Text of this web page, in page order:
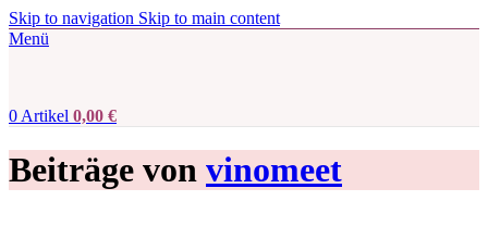
Skip to navigation Skip to main content
Menü
0 Artikel 0,00 €
Beiträge von vinomeet